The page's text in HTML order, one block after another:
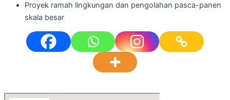
Proyek ramah lingkungan dan pengolahan pasca-panen
skala besar